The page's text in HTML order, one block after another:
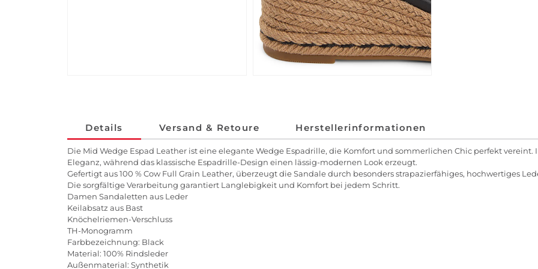
Details Versand & Retoure Herstellerinformationen
Die Mid Wedge Espad Leather ist eine elegante Wedge Espadrille, die Komfort und sommerlichen Chic perfekt
Eleganz, während das klassische Espadrille-Design einen lässig-modernen Look erzeugt.
Gefertigt aus 100 % Cow Full Grain Leather, überzeugt die Sandale durch besonders strapazierfähiges, hochwertiges
Die sorgfältige Verarbeitung garantiert Langlebigkeit und Komfort bei jedem Schritt.
Damen Sandaletten aus Leder
Keilabsatz aus Bast
Knöchelriemen-Verschluss
TH-Monogramm
Farbbezeichnung: Black
Material: 100% Rindsleder
Außenmaterial: Synthetik